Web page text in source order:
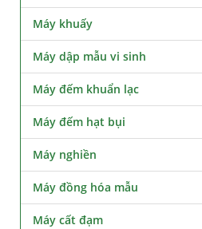
Máy khuấy
Máy dập mẫu vi sinh
Máy đếm khuẩn lạc
Máy đếm hạt bụi
Máy nghiền
Máy đồng hóa mẫu
Máy cất đạm